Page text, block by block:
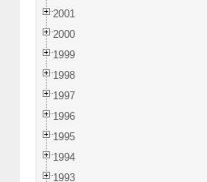
2001
2000
1999
1998
1997
1996
1995
1994
1993